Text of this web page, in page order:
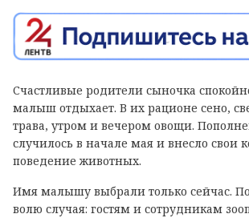
Счастливые родители сыночка
малыш отдыхает. В их рационе сено,
трава, утром и вечером овощи.
случилось в начале мая и внесло свои
поведение животных.
Имя малышу выбрали только сейчас.
волю случая: гостям и сотрудникам